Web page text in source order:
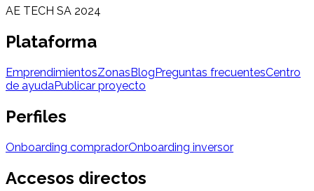
AE TECH SA 2024
Plataforma
EmprendimientosZonasBlogPreguntas frecuentesCentro
de ayudaPublicar proyecto
Perfiles
Onboarding compradorOnboarding inversor
Accesos directos